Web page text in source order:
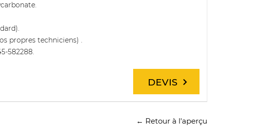
DEVIS
propres techniciens) .
582288.
← Retour à l'aperçu